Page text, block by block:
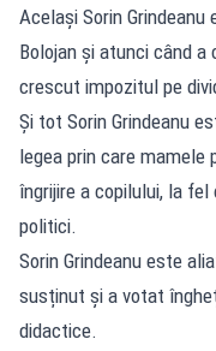
Același Sorin
Bolojan și atunci când
crescut impozitul pe
Și tot Sorin Grindeanu
legea prin care mamele
îngrijire a copilului, la
politici.
Sorin Grindeanu este
susținut și a votat
didactice.